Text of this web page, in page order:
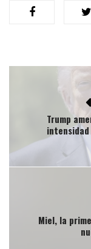
Trump
Miel, la